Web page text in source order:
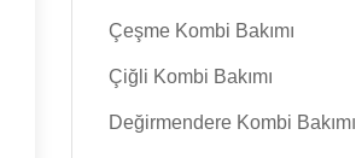
Çeşme Kombi Bakımı
Çiğli Kombi Bakımı
Değirmendere Kombi Bakımı